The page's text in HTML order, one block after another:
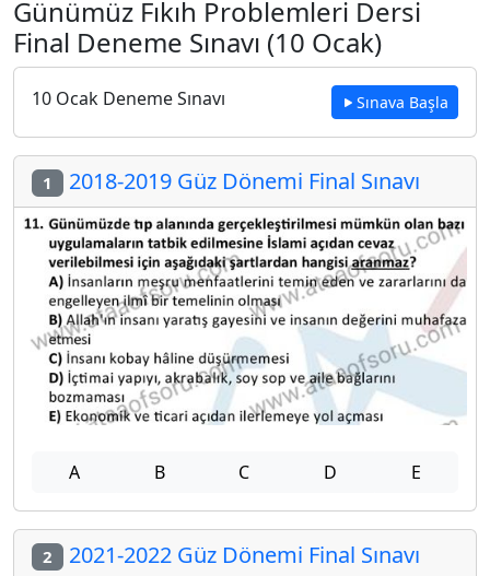
Günümüz Fıkıh Problemleri Dersi
Final Deneme Sınavı (10 Ocak)
10 Ocak Deneme Sınavı Sınava Başla
1 2018-2019 Güz Dönemi Final Sınavı
A B C D E
2 2021-2022 Güz Dönemi Final Sınavı